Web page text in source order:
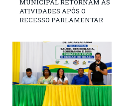
MUNICIPAL RETORNAM ÀS
ATIVIDADES APÓS O
RECESSO PARLAMENTAR